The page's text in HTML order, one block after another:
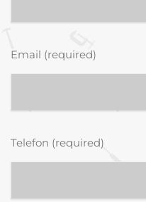
Email (required)
Telefon (required)